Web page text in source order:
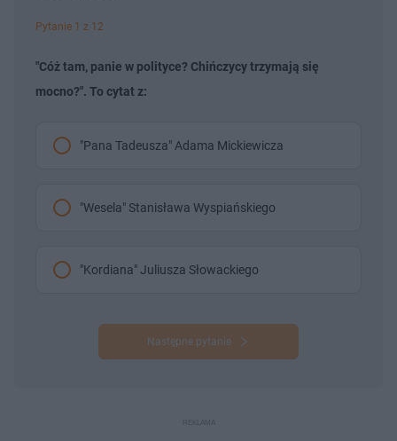
Pytanie 1 z 12
"Cóż tam, panie w polityce? Chińczycy trzymają się
mocno?". To cytat z:
"Pana Tadeusza" Adama Mickiewicza
"Wesela" Stanisława Wyspiańskiego
"Kordiana" Juliusza Słowackiego
Następne pytanie